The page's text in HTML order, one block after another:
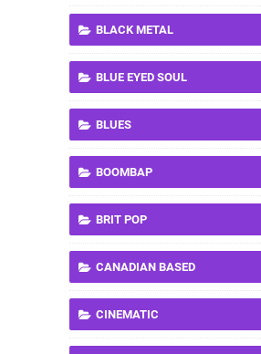
BLACK METAL
BLUE EYED SOUL
BLUES
BOOMBAP
BRIT POP
CANADIAN BASED
CINEMATIC